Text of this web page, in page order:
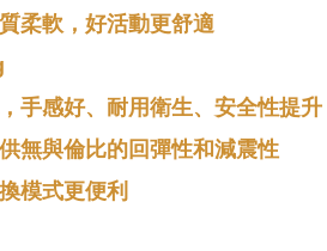
柔軟，好活動更舒適
手感好、耐用衛生、安全性提升
無與倫比的回彈性和減震性
模式更便利